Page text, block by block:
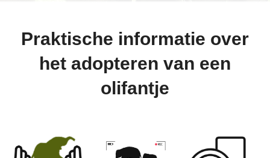
Praktische informatie over
het adopteren van een
olifantje